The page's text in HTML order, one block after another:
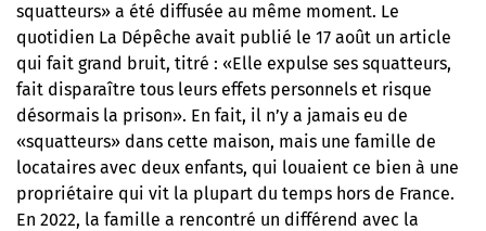
squatteurs» a été diffusée au même moment. Le
quotidien La Dépêche avait publié le 17 août un article
qui fait grand bruit, titré : «Elle expulse ses squatteurs,
fait disparaître tous leurs effets personnels et risque
désormais la prison». En fait, il n’y a jamais eu de
«squatteurs» dans cette maison, mais une famille de
locataires avec deux enfants, qui louaient ce bien à une
propriétaire qui vit la plupart du temps hors de France.
En 2022, la famille a rencontré un différend avec la